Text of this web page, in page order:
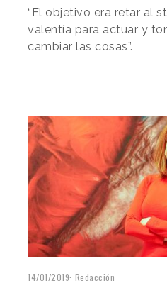
“El objetivo era retar al
valentía para actuar y
cambiar las cosas”.
14/01/2019 Redacción